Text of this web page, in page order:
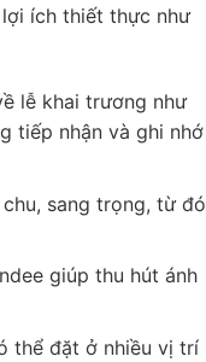
ích thiết thực như
lễ khai trương như
tiếp nhận và ghi nhớ
sang trọng, từ đó
giúp thu hút ánh
thể đặt ở nhiều vị trí